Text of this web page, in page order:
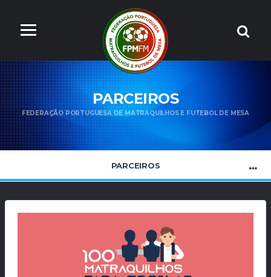
PARCEIROS
FEDERAÇÃO PORTUGUESA DE MATRAQUILHOS E FUTEBOL DE MESA
PARCEIROS